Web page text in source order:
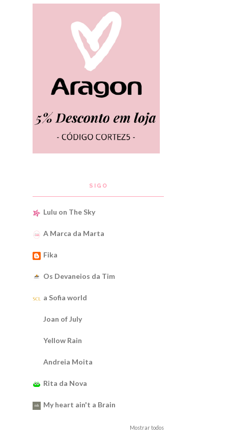
SIGO
Lulu on The Sky
A Marca da Marta
Fika
Os Devaneios da Tim
a Sofia world
Joan of July
Yellow Rain
Andreia Moita
Rita da Nova
My heart ain't a Brain
Mostrar todos